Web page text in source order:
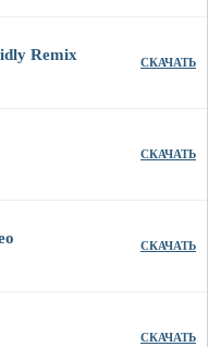
Remix СКАЧАТЬ
СКАЧАТЬ
СКАЧАТЬ
СКАЧАТЬ